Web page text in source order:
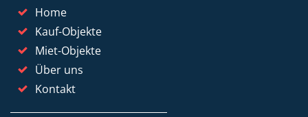
Home
Kauf-Objekte
Miet-Objekte
Über uns
Kontakt